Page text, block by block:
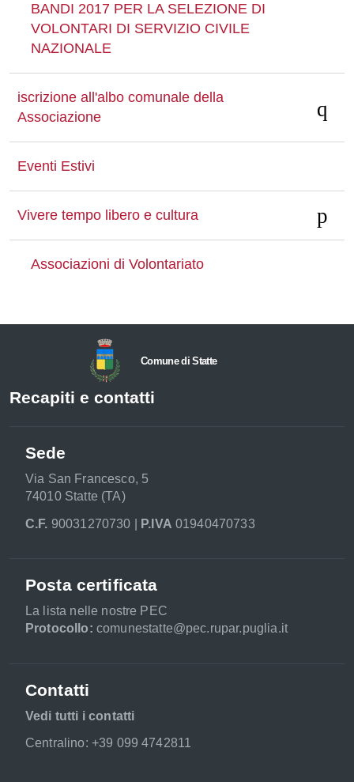
BANDI 2017 PER LA SELEZIONE DI
VOLONTARI DI SERVIZIO CIVILE
NAZIONALE
iscrizione all'albo comunale della
Associazione
Eventi Estivi
Vivere tempo libero e cultura
Associazioni di Volontariato
Comune di Statte
Recapiti e contatti
Sede
Via San Francesco, 5
74010 Statte (TA)
C.F. 90031270730 | P.IVA 01940470733
Posta certificata
La lista nelle nostre PEC
Protocollo: comunestatte@pec.rupar.puglia.it
Contatti
Vedi tutti i contatti
Centralino: +39 099 4742811